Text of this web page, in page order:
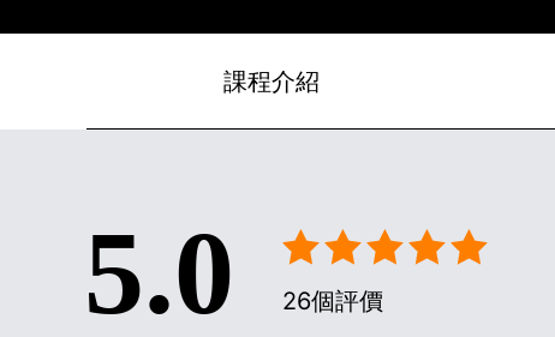
課程介紹
5.0 26個評價